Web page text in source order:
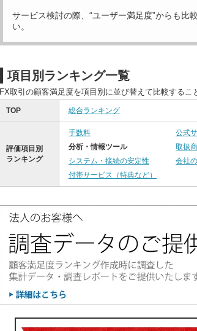
サービス検討の際、“ユーザー満足度”からも比
い。
項目別ランキング一覧
FX取引の顧客満足度を項目別に並び替えて比較するこ
TOP 総合ランキング
評価項目別
ランキング
手数料 公式
分析・情報ツール
取扱
システム・接続の安定性
会社
付帯サービス（特典など）